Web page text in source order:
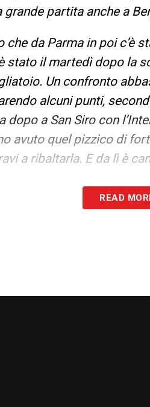
partita anche a
che da Parma in poi c’è
stato il martedì dopo la
Un confronto
alcuni punti,
dopo a San Siro con
avuto quel pizzico di
a ribaltarla. E da lì è
I ragazzi si sono resi
l’aiuto della società,
oltre alla disponibilità
Visto che molti ci
Con il Cagliari
READ